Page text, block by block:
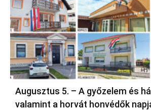
Augusztus 5. – A győzelem és
valamint a horvát honvédők